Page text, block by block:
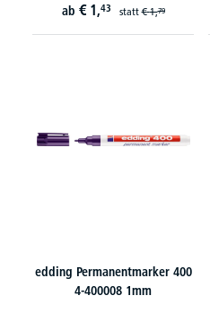
ab € 1,43 statt€ 1,79
edding Permanentmarker 400
4-400008 1mm